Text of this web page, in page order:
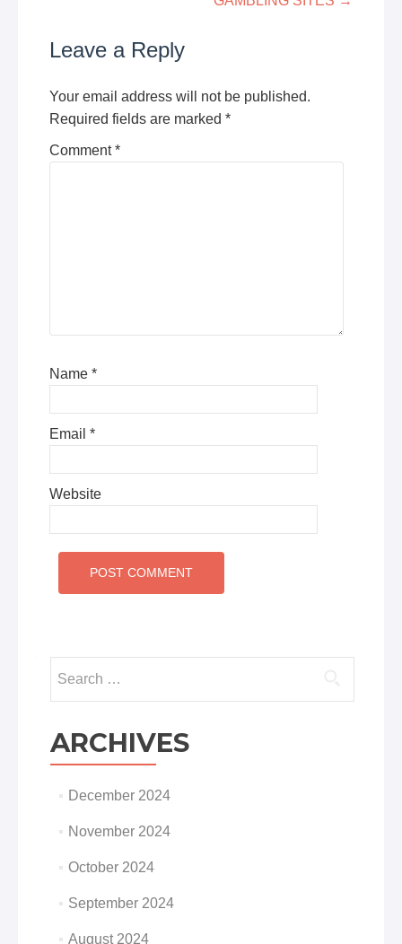
Leave a Reply
Your email address will not be published.
Required fields are marked *
Comment*
Name *
Email *
Website
ARCHIVES
December 2024
November 2024
October 2024
September 2024
August 2024